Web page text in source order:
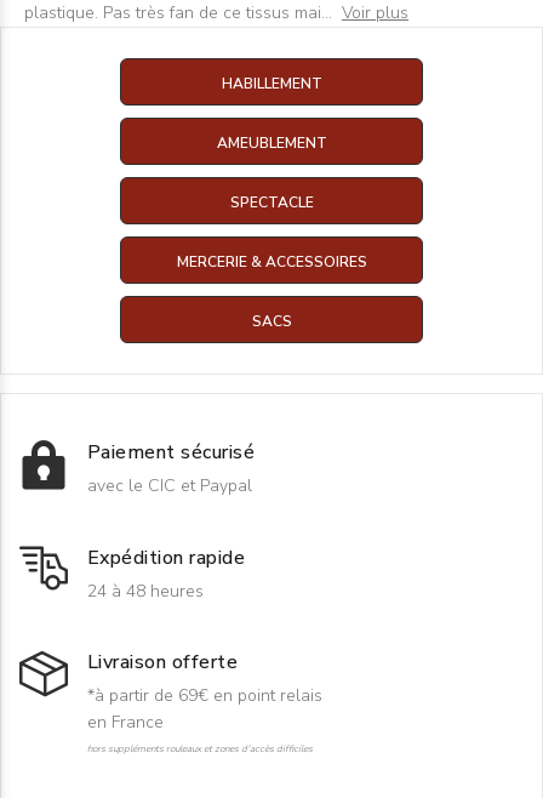
plastique. Pas très fan de ce tissus mai... Voir plus
HABILLEMENT
AMEUBLEMENT
SPECTACLE
MERCERIE & ACCESSOIRES
SACS
Paiement sécurisé
avec le CIC et Paypal
Expédition rapide
24 à 48 heures
Livraison offerte
*à partir de 69€ en point relais
en France
hors suppléments rouleaux et zones d'accès difficiles